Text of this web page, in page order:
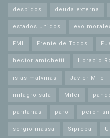
despidos deuda externa
estados unidos evo
FMI Frente de Todos
hector amichetti Horacio
islas malvinas Javier Milei
milagro sala Milei
paritarias paro
sergio massa Sipreba